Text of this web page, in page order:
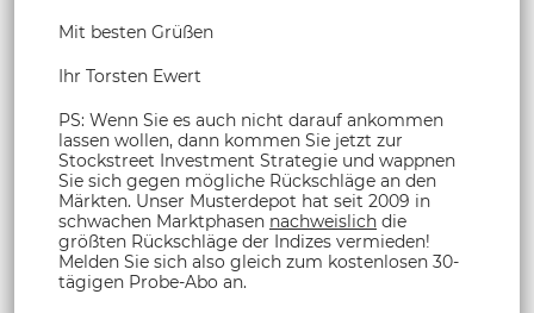
Mit besten Grüßen
Ihr Torsten Ewert
PS: Wenn Sie es auch nicht darauf ankommen
lassen wollen, dann kommen Sie jetzt zur
Stockstreet Investment Strategie und wappnen
Sie sich gegen mögliche Rückschläge an den
Märkten. Unser Musterdepot hat seit 2009 in
schwachen Marktphasen nachweislich die
größten Rückschläge der Indizes vermieden!
Melden Sie sich also gleich zum kostenlosen 30-
tägigen Probe-Abo an.